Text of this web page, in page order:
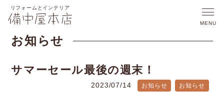
お知らせ
サマーセール最後の週末！
2023/07/14 お知らせ お知らせ